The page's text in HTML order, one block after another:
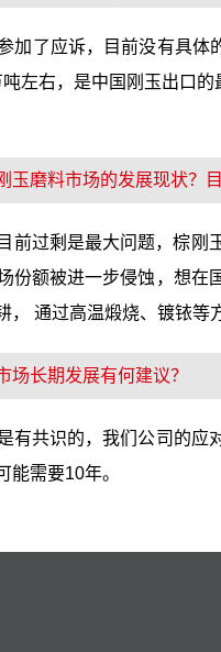
加了应诉，目前没有具
左右，是中国刚玉出口
玉磨料市场的发展现状？
前过剩是最大问题，棕
份额被进一步侵蚀，想
， 通过高温煅烧、镀铱等
场长期发展有何建议？
有共识的，我们公司的
能需要10年。